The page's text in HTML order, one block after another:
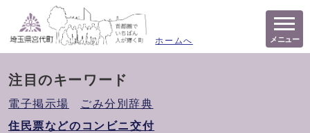
ホームへ メニュー
注目のキーワード
電子掲示場
ごみ分別辞典
住民票などのコンビニ交付